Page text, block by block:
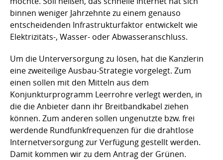
binnen weniger Jahrzehnte zu einem genauso
entscheidenden Infrastrukturfaktor entwickelt wie
Elektrizitäts-, Wasser- oder Abwasseranschluss.
Um die Unterversorgung zu lösen, hat die Kanzlerin
eine zweiteilige Ausbau-Strategie vorgelegt. Zum
einen sollen mit den Mitteln aus dem
Konjunkturprogramm Leerrohre verlegt werden, in
die die Anbieter dann ihr Breitbandkabel ziehen
können. Zum anderen sollen ungenutzte bzw. frei
werdende Rundfunkfrequenzen für die drahtlose
Internetversorgung zur Verfügung gestellt werden.
Damit kommen wir zu dem Antrag der Grünen.